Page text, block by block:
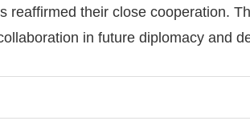
their close cooperation.
in future diplomacy and